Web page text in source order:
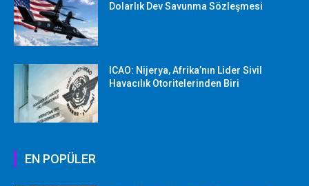
Dolarlık Dev Savunma Sözleşmesi
ICAO: Nijerya, Afrika’nın Lider Sivil
Havacılık Otoritelerinden Biri
EN POPÜLER